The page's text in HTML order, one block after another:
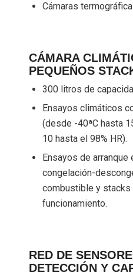
Cámaras
CÁMARA
PEQUEÑOS
300 litros de
Ensayos climáticos
(desde -40ªC hasta
10 hasta el 98% HR).
Ensayos de
congelación-
combustible y
funcionamiento.
RED DE
DETECCIÓN Y